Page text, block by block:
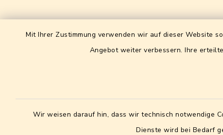
Mit Ihrer Zustimmung verwenden wir auf dieser Website
Angebot weiter verbessern. Ihre
Wir weisen darauf hin, dass wir technisch notwendige
Dienste wird bei Bedarf
Gemeinde Möhrendorf